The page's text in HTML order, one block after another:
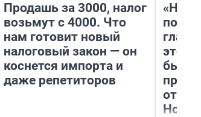
Продашь за 3000, налог
возьмут с 4000. Что
нам готовит новый
налоговый закон — он
коснется импорта и
даже репетиторов
этого
бьет